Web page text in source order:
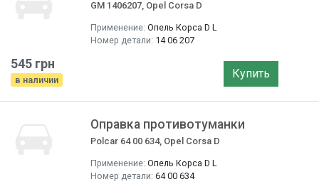
GM 1406207, Opel Corsa D
Применение: Опель Корса D L
Номер детали: 14 06 207
545 грн
в наличии Купить
Оправка противотуманки
Polcar 64 00 634, Opel Corsa D
Применение: Опель Корса D L
Номер детали: 64 00 634